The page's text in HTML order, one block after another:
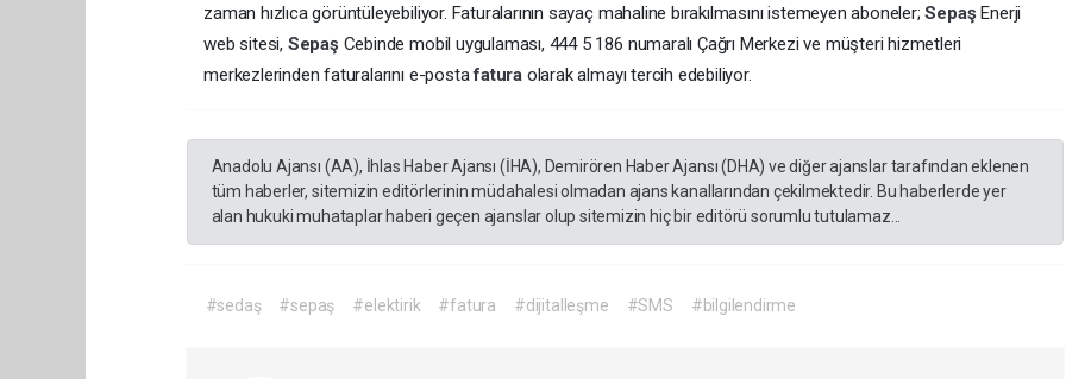
zaman hızlıca görüntüleyebiliyor. Faturalarının sayaç mahaline bırakılmasını istemeyen aboneler;SepaşEnerji
web sitesi, Sepaş Cebinde mobil uygulaması, 444 5 186 numaralı Çağrı Merkezi ve müşteri hizmetleri
merkezlerinden faturalarını e-postafatura olarak almayı tercih edebiliyor.
Anadolu Ajansı (AA), İhlas Haber Ajansı (İHA), Demirören Haber Ajansı (DHA) ve diğer ajanslar tarafından eklenen
tüm haberler, sitemizin editörlerinin müdahalesi olmadan ajans kanallarından çekilmektedir. Bu haberlerde yer
alan hukuki muhataplar haberi geçen ajanslar olup sitemizin hiç bir editörü sorumlu tutulamaz...
#sedaş #sepaş #elektirik #fatura #dijitalleşme #SMS #bilgilendirme